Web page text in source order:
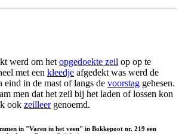
werd om het opgedoekte zeil op op te
met een kleedje afgedekt was werd de
eind in de mast of langs de voorstag gehesen.
men dat het zeil bij het laden of lossen kon
ook zeilleergenoemd.
in "Varen in het veen" in Bokkepoot nr. 219 een